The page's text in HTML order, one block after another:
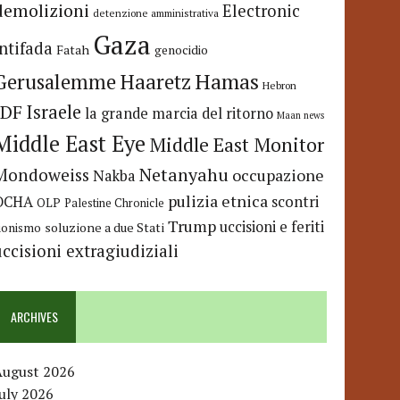
detenzione amministrativa Electronic
Fatah Gaza genocidio
HaaretzHamas Hebron
Israele la grande marcia del ritorno Maan news
East Eye Middle East Monitor
Nakba Netanyahu occupazione
OLP Palestine Chronicle pulizia etnica scontri
soluzione a due Stati Trumpuccisioni e feriti
extragiudiziali
ARCHIVES
2026
2026